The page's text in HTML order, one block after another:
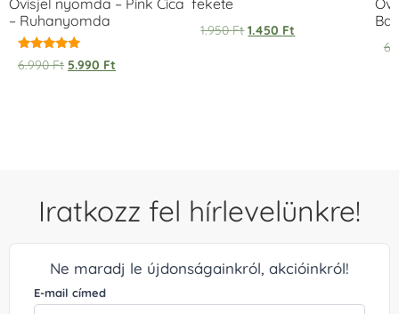
– Ruhanyomda
Értékelés:
5.00
6.990Ft 5.990 Ft
1.950Ft 1.450 Ft
Iratkozz fel hírlevelünkre!
Ne maradj le újdonságainkról, akcióinkról!
E-mail címed